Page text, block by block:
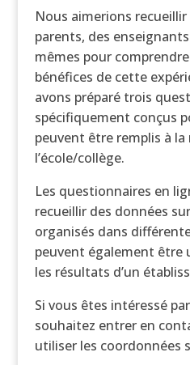
Nous aimerions
parents, des
mêmes pour
bénéfices de cette
avons préparé trois
spécifiquement conçus
peuvent être remplis à la
l’école/collège.
Les questionnaires en
recueillir des données
organisés dans
peuvent également être
les résultats d’un
Si vous êtes intéressé
souhaitez entrer en
utiliser les coordonnées